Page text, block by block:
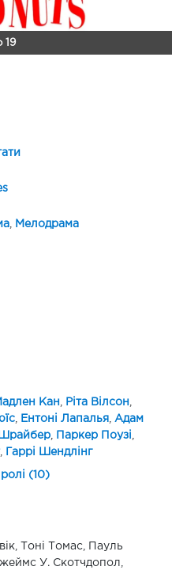
19
, Мелодрама
Кан Ріта Вілсон
, Ентоні Лапалья,
Адам
, Паркер Поузі
, Гаррі Шендлінг
(10)
Тоні Томас, Пауль
У. Скотчдопол,